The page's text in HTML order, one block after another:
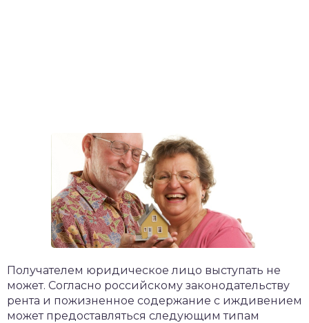
Получателем юридическое лицо выступать не
может. Согласно российскому законодательству
рента и пожизненное содержание с иждивением
может предоставляться следующим типам